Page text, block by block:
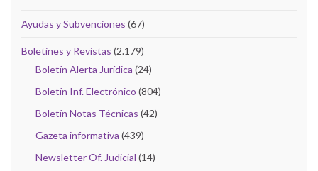
Ayudas y Subvenciones (67)
Boletines y Revistas (2.179)
Boletín Alerta Jurídica (24)
Boletín Inf. Electrónico (804)
Boletín Notas Técnicas (42)
Gazeta informativa (439)
Newsletter Of. Judicial (14)